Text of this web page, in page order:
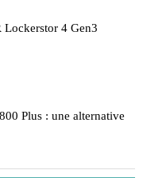
Lockerstor 4 Gen3
Plus : une alternative